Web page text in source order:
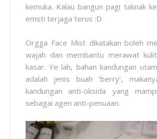
kemuka. Kalau bangun pagi taknak
emsti terjaga terus :D
Orgga Face Mist dikatakan boleh
wajah dan membantu merawat
kasar. Ye lah, bahan kandungan
adalah jenis buah 'berry',
kandungan anti-oksida yang
sebagai agen anti-penuaan.